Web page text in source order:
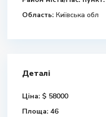
Область: Київська обл
Деталі
Ціна: $ 58000
Площа: 46